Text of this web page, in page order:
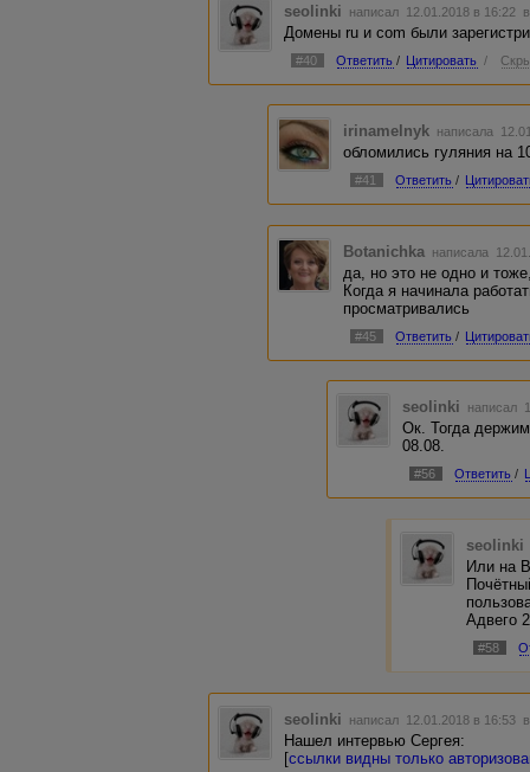
seolinki написал 12.01.2018 в 16:22
Домены ru и com были
#40 Ответить / Цитировать /
irinamelnyk написала
обломились гуляния на
#41 Ответить /
Botanichka написала
да, но это не одно и
Когда я начинала
просматривались
#45 Ответить /
seolinki написал
Ок. Тогда
08.08.
#56 Ответить /
seolinki
Или на
Адвего
#58
seolinki написал 12.01.2018 в 16:53
Нашел интервью Сергея:
[ссылки видны только